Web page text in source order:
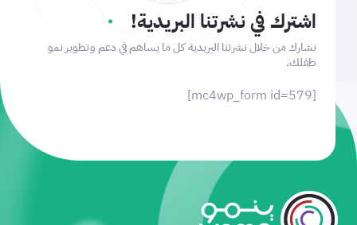
اشترك في نشرتنا البريدية!
نشارك من خلال نشرتنا البريدية كل ما يساهم في دعم وتطوير نمو
طفلك.
[mc4wp_form id=579]